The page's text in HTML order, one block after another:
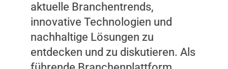
aktuelle Branchentrends,
innovative Technologien und
nachhaltige Lösungen zu
entdecken und zu diskutieren. Als